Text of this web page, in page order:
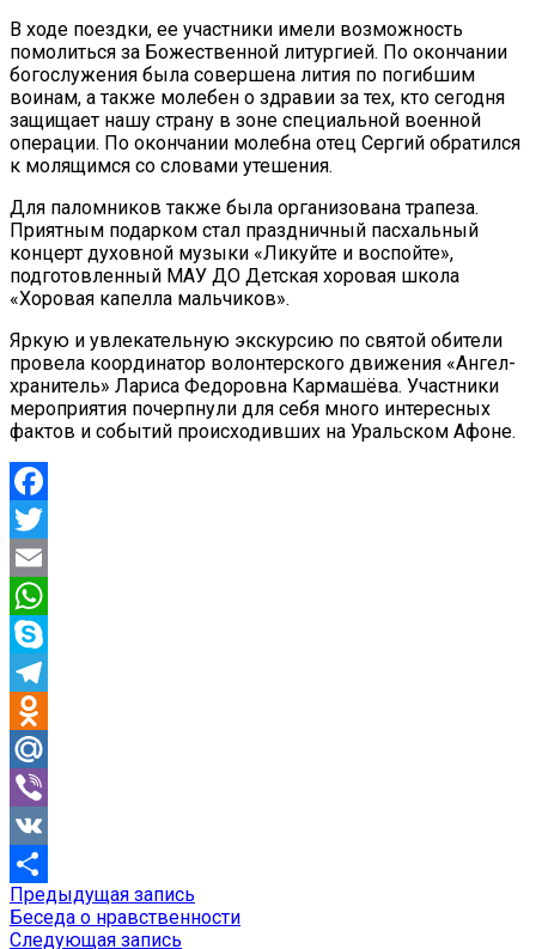
В ходе поездки, ее участники имели возможность
помолиться за Божественной литургией. По окончании
богослужения была совершена лития по погибшим
воинам, а также молебен о здравии за тех, кто сегодня
защищает нашу страну в зоне специальной военной
операции. По окончании молебна отец Сергий обратился
к молящимся со словами утешения.
Для паломников также была организована трапеза.
Приятным подарком стал праздничный пасхальный
концерт духовной музыки «Ликуйте и воспойте»,
подготовленный МАУ ДО Детская хоровая школа
«Хоровая капелла мальчиков».
Яркую и увлекательную экскурсию по святой обители
провела координатор волонтерского движения «Ангел-
хранитель» Лариса Федоровна Кармашёва. Участники
мероприятия почерпнули для себя много интересных
фактов и событий происходивших на Уральском Афоне.
Facebook
Twitter
Email
WhatsApp
Skype
Telegram
Odnoklassniki
Mail.Ru
Viber
VK
Отправить
Навигация
по
Предыдущая запись
запись:
Беседа о нравственности
Следующая запись